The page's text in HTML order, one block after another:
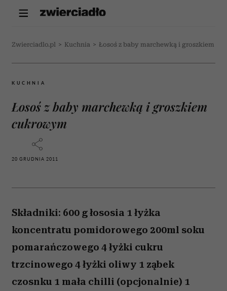
Zwierciadlo.pl > Kuchnia > Łosoś z baby marchewką i groszkiem
KUCHNIA
Łosoś z baby marchewką i groszkiem
cukrowym
20 GRUDNIA 2011
Składniki: 600 g łososia 1 łyżka
koncentratu pomidorowego 200ml soku
pomarańczowego 4 łyżki cukru
trzcinowego 4 łyżki oliwy 1 ząbek
czosnku 1 mała chilli (opcjonalnie) 1